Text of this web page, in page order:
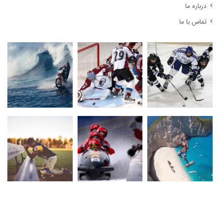
درباره ما
تماس با ما